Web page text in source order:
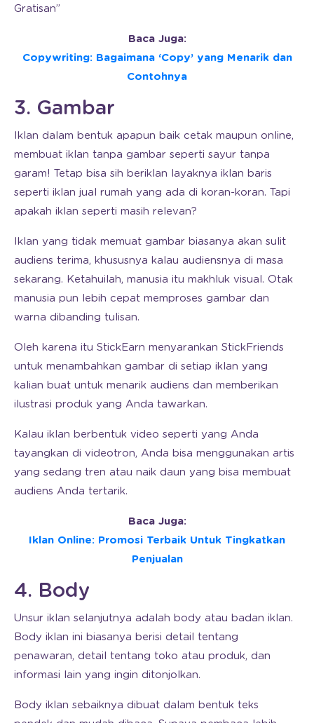
Gratisan”
Baca Juga:
Copywriting: Bagaimana ‘Copy’ yang Menarik dan
Contohnya
3. Gambar
Iklan dalam bentuk apapun baik cetak maupun online,
membuat iklan tanpa gambar seperti sayur tanpa
garam! Tetap bisa sih beriklan layaknya iklan baris
seperti iklan jual rumah yang ada di koran-koran. Tapi
apakah iklan seperti masih relevan?
Iklan yang tidak memuat gambar biasanya akan sulit
audiens terima, khususnya kalau audiensnya di masa
sekarang. Ketahuilah, manusia itu makhluk visual. Otak
manusia pun lebih cepat memproses gambar dan
warna dibanding tulisan.
Oleh karena itu StickEarn menyarankan StickFriends
untuk menambahkan gambar di setiap iklan yang
kalian buat untuk menarik audiens dan memberikan
ilustrasi produk yang Anda tawarkan.
Kalau iklan berbentuk video seperti yang Anda
tayangkan di videotron, Anda bisa menggunakan artis
yang sedang tren atau naik daun yang bisa membuat
audiens Anda tertarik.
Baca Juga:
Iklan Online: Promosi Terbaik Untuk Tingkatkan
Penjualan
4. Body
Unsur iklan selanjutnya adalah body atau badan iklan.
Body iklan ini biasanya berisi detail tentang
penawaran, detail tentang toko atau produk, dan
informasi lain yang ingin ditonjolkan.
Body iklan sebaiknya dibuat dalam bentuk teks